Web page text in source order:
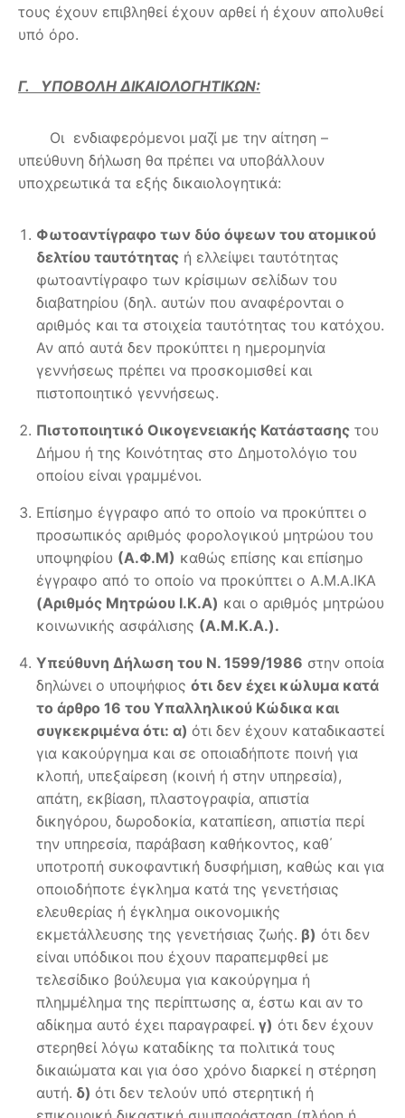
τους έχουν επιβληθεί έχουν αρθεί ή έχουν απολυθεί
υπό όρο.
Γ. ΥΠΟΒΟΛΗ ΔΙΚΑΙΟΛΟΓΗΤΙΚΩΝ:
Οι ενδιαφερόμενοι μαζί με την αίτηση –
υπεύθυνη δήλωση θα πρέπει να υποβάλλουν
υποχρεωτικά τα εξής δικαιολογητικά:
Φωτοαντίγραφο των δύο όψεων του ατομικού
δελτίου ταυτότητας ή ελλείψει ταυτότητας
φωτοαντίγραφο των κρίσιμων σελίδων του
διαβατηρίου (δηλ. αυτών που αναφέρονται ο
αριθμός και τα στοιχεία ταυτότητας του κατόχου.
Αν από αυτά δεν προκύπτει η ημερομηνία
γεννήσεως πρέπει να προσκομισθεί και
πιστοποιητικό γεννήσεως.
Πιστοποιητικό Οικογενειακής Κατάστασης του
Δήμου ή της Κοινότητας στο Δημοτολόγιο του
οποίου είναι γραμμένοι.
Επίσημο έγγραφο από το οποίο να προκύπτει ο
προσωπικός αριθμός φορολογικού μητρώου του
υποψηφίου (Α.Φ.Μ) καθώς επίσης και επίσημο
έγγραφο από το οποίο να προκύπτει ο Α.Μ.A.ΙKA
(Αριθμός Μητρώου Ι.Κ.Α) και ο αριθμός μητρώου
κοινωνικής ασφάλισης (Α.Μ.Κ.Α.).
Υπεύθυνη Δήλωση του Ν. 1599/1986 στην οποία
δηλώνει ο υποψήφιος ότι δεν έχει κώλυμα κατά
το άρθρο 16 του Υπαλληλικού Κώδικα και
συγκεκριμένα ότι: α) ότι δεν έχουν καταδικαστεί
για κακούργημα και σε οποιαδήποτε ποινή για
κλοπή, υπεξαίρεση (κοινή ή στην υπηρεσία),
απάτη, εκβίαση, πλαστογραφία, απιστία
δικηγόρου, δωροδοκία, καταπίεση, απιστία περί
την υπηρεσία, παράβαση καθήκοντος, καθ΄
υποτροπή συκοφαντική δυσφήμιση, καθώς και για
οποιοδήποτε έγκλημα κατά της γενετήσιας
ελευθερίας ή έγκλημα οικονομικής
εκμετάλλευσης της γενετήσιας ζωής. β) ότι δεν
είναι υπόδικοι που έχουν παραπεμφθεί με
τελεσίδικο βούλευμα για κακούργημα ή
πλημμέλημα της περίπτωσης α, έστω και αν το
αδίκημα αυτό έχει παραγραφεί. γ) ότι δεν έχουν
στερηθεί λόγω καταδίκης τα πολιτικά τους
δικαιώματα και για όσο χρόνο διαρκεί η στέρηση
αυτή. δ) ότι δεν τελούν υπό στερητική ή